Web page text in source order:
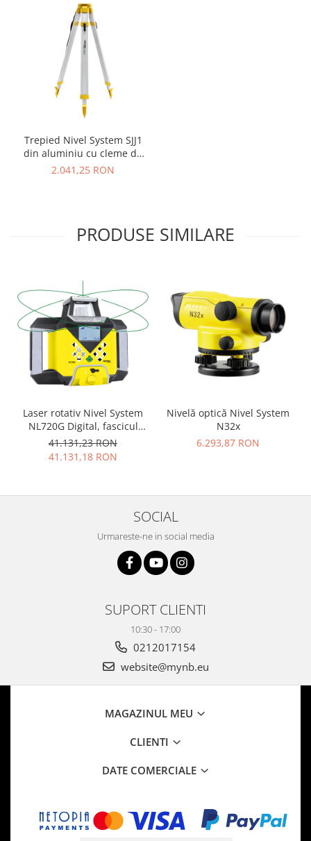
Trepied Nivel System SJJ1
din aluminiu cu cleme de
blocare și baza de prindere
2.041,25 RON
PRODUSE SIMILARE
Laser rotativ Nivel System
NL720G Digital, fascicul
verde, planuri verticale si
orizontale cu pante, raza de
actiune de pana la 700 m,
41.131,23 RON
41.131,18 RON
Nivelă optică Nivel System
N32x
6.293,87 RON
SOCIAL
Urmareste-ne in social media
SUPORT CLIENTI
10:30 - 17:00
0212017154
website@mynb.eu
MAGAZINUL MEU
CLIENTI
DATE COMERCIALE